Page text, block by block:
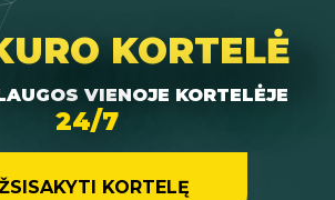
ARIS
METŲ KARTU
DEGALINIŲ
TINKLAS
KORTELĖ
VIENOJE KORTELĖJE
24/7
KORTELĘ
IR APTARNAVIMAS NUO
IKI PORTUGALIJOS
24/7